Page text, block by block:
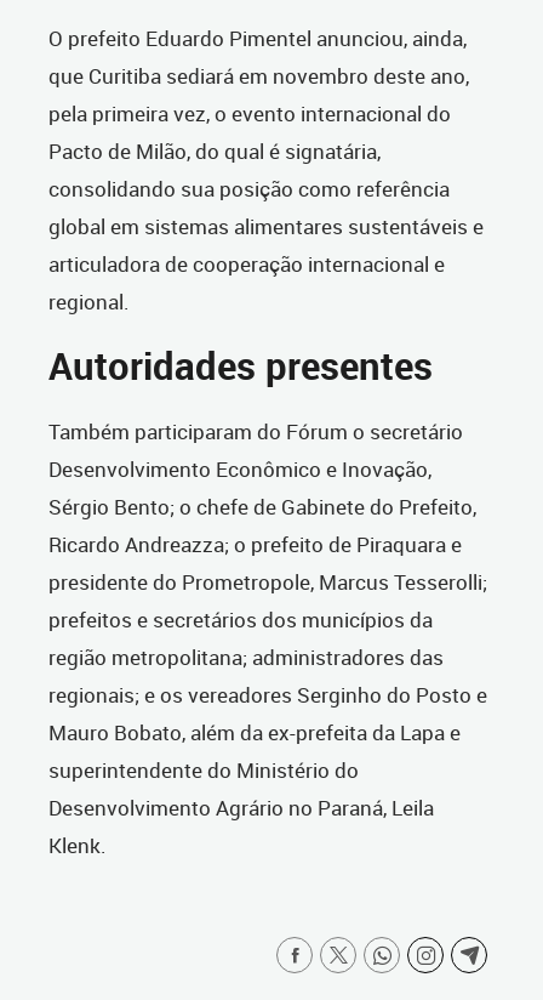
O prefeito Eduardo Pimentel anunciou, ainda,
que Curitiba sediará em novembro deste ano,
pela primeira vez, o evento internacional do
Pacto de Milão, do qual é signatária,
consolidando sua posição como referência
global em sistemas alimentares sustentáveis e
articuladora de cooperação internacional e
regional.
Autoridades presentes
Também participaram do Fórum o secretário
Desenvolvimento Econômico e Inovação,
Sérgio Bento; o chefe de Gabinete do Prefeito,
Ricardo Andreazza; o prefeito de Piraquara e
presidente do Prometropole, Marcus Tesserolli;
prefeitos e secretários dos municípios da
região metropolitana; administradores das
regionais; e os vereadores Serginho do Posto e
Mauro Bobato, além da ex-prefeita da Lapa e
superintendente do Ministério do
Desenvolvimento Agrário no Paraná, Leila
Klenk.